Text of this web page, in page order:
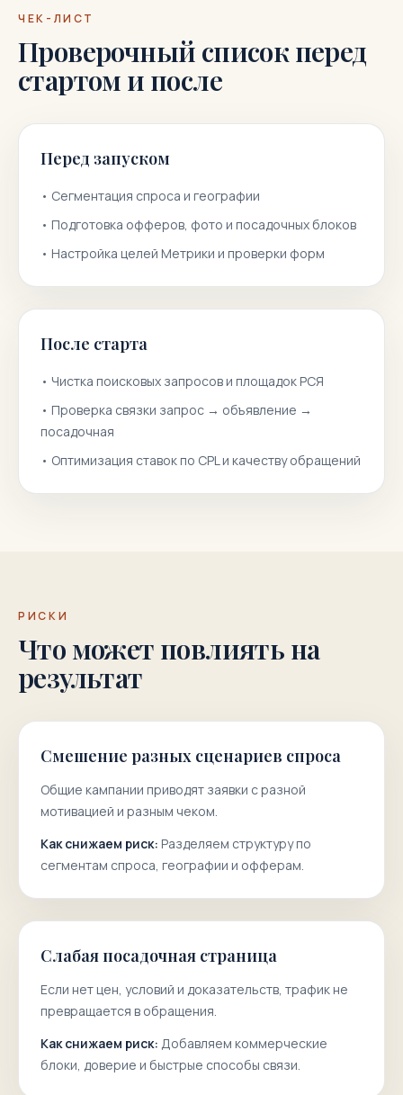
ЧЕК-ЛИСТ
Проверочный список перед
стартом и после
Перед запуском
• Сегментация спроса и географии
• Подготовка офферов, фото и посадочных блоков
• Настройка целей Метрики и проверки форм
После старта
• Чистка поисковых запросов и площадок РСЯ
• Проверка связки запрос → объявление →
посадочная
• Оптимизация ставок по CPL и качеству обращений
РИСКИ
Что может повлиять на
результат
Смешение разных сценариев спроса
Общие кампании приводят заявки с разной
мотивацией и разным чеком.
Как снижаем риск: Разделяем структуру по
сегментам спроса, географии и офферам.
Слабая посадочная страница
Если нет цен, условий и доказательств, трафик не
превращается в обращения.
Как снижаем риск: Добавляем коммерческие
блоки, доверие и быстрые способы связи.